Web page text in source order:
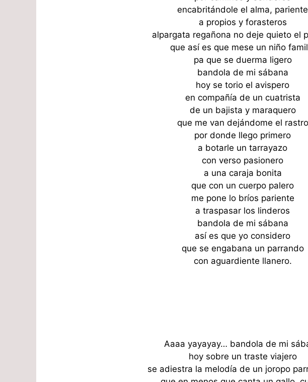
encabritándole el alma, pariente
a propios y forasteros
alpargata regañona no deje quieto el
que así es que mese un niño
pa que se duerma ligero
bandola de mi sábana
hoy se torio el avispero
en compañía de un cuatrista
de un bajista y maraquero
que me van dejándome el rastro
por donde llego primero
a botarle un tarrayazo
con verso pasionero
a una caraja bonita
que con un cuerpo palero
me pone lo bríos pariente
a traspasar los linderos
bandola de mi sábana
así es que yo considero
que se engabana un parrando
con aguardiente llanero.
Aaaa yayayay… bandola de mi
hoy sobre un traste viajero
se adiestra la melodía de un joropo